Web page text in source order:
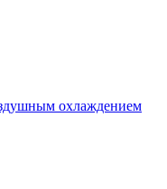
охлаждением